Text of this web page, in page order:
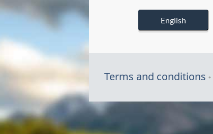
English
Terms and conditions